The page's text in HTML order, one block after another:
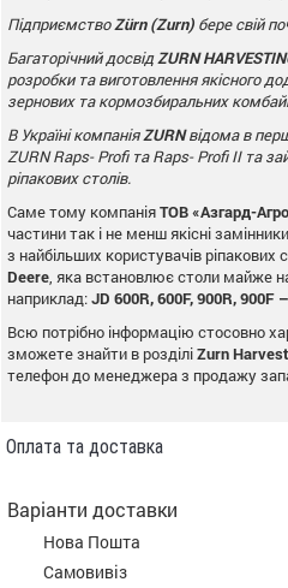
Підприємство Zürn (Zurn) бере свій
Багаторічний досвід ZURN
розробки та виготовлення якісного
зернових та кормозбиральних
В Україні компанія ZURN відома в
ZURN Raps- Profi та Raps- Profi II та
ріпакових столів.
Саме тому компаніяТОВ «Азгард-
частини так і не менш якісні
з найбільших користувачів ріпакових
Deere , яка встановлює столи майже
наприклад:JD 600R, 600F, 900R, 900F –
Всю потрібно інформацію стосовно
зможете знайти в розділіZurn
телефон до менеджера з продажу
Оплата та доставка
Варіанти доставки
Нова Пошта
Самовивіз